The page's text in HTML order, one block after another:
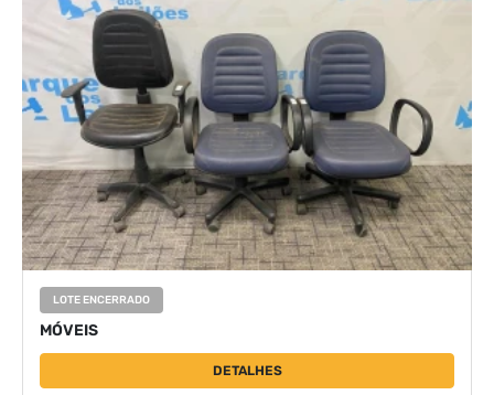
LOTE ENCERRADO
MÓVEIS
DETALHES